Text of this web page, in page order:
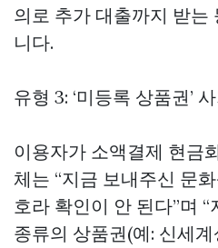
의로 추가 대출까지 받는
니다.
유형 3: ‘미등록 상품권’
이용자가 소액결제 현금
체는 “지금 보내주신 문
호라 확인이 안 된다”며
종류의 상품권(예: 신세